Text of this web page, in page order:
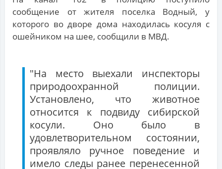
сообщение от жителя поселка Водный, у
которого во дворе дома находилась косуля с
ошейником на шее, сообщили в МВД.
"На место выехали инспекторы
природоохранной полиции.
Установлено, что животное
относится к подвиду сибирской
косули. Оно было в
удовлетворительном состоянии,
проявляло ручное поведение и
имело следы ранее перенесенной